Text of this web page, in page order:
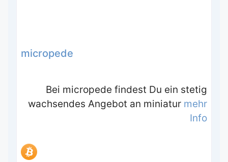
micropede
Bei micropede findest Du ein stetig
wachsendes Angebot an miniatur mehr
Info